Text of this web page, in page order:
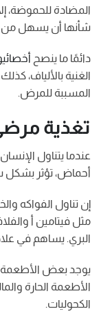
المضادة للحموضة،
شأنها أن يسهل من
دائمًا ما ينصح
الغنية بالألياف،
المسببة للمرض.
تغذية
عندما يتناول
أحماض، تؤثر بشكل
إن تناول الفواكه
مثل فيتامين أ
البري. يساهم في
يوجد بعض الأطعمة،
الأطعمة الحارة
الكحوليات.